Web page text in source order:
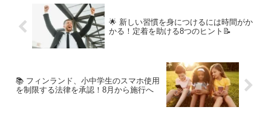
🌟 新しい習慣を身につけるには時間がか
かる！定着を助ける8つのヒント📝
📚 フィンランド、小中学生のスマホ使用
を制限する法律を承認！8月から施行へ